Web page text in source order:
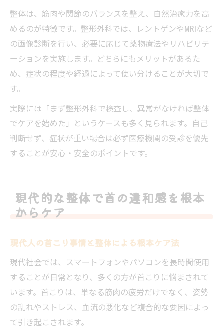
整体は、筋肉や関節のバランスを整え、自然治癒力を高
めるのが特徴です。整形外科では、レントゲンやMRIなど
の画像診断を行い、必要に応じて薬物療法やリハビリテ
ーションを実施します。どちらにもメリットがあるた
め、症状の程度や経過によって使い分けることが大切で
す。
実際には「まず整形外科で検査し、異常がなければ整体
でケアを始めた」というケースも多く見られます。自己
判断せず、症状が重い場合は必ず医療機関の受診を優先
することが安心・安全のポイントです。
現代的な整体で首の違和感を根本
からケア
現代人の首こり事情と整体による根本ケア法
現代社会では、スマートフォンやパソコンを長時間使用
することが日常となり、多くの方が首こりに悩まされて
います。首こりは、単なる筋肉の疲労だけでなく、姿勢
の乱れやストレス、血流の悪化など複合的な要因によっ
て引き起こされます。